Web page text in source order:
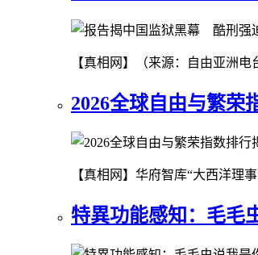
【真相网】（来源：自由亚洲
2026全球自由与繁荣
【真相网】华府智库“大西洋理
特異功能感知：毛毛